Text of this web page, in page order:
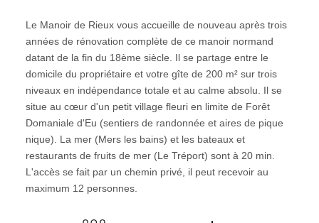
Le Manoir de Rieux vous accueille de nouveau après trois
années de rénovation complète de ce manoir normand
datant de la fin du 18ème siècle. Il se partage entre le
domicile du propriétaire et votre gîte de 200 m² sur trois
niveaux en indépendance totale et au calme absolu. Il se
situe au cœur d'un petit village fleuri en limite de Forêt
Domaniale d'Eu (sentiers de randonnée et aires de pique
nique). La mer (Mers les bains) et les bateaux et
restaurants de fruits de mer (Le Tréport) sont à 20 min.
L'accès se fait par un chemin privé, il peut recevoir au
maximum 12 personnes.